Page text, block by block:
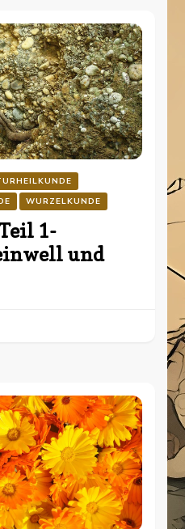
WURZELKUNDE
1-
und